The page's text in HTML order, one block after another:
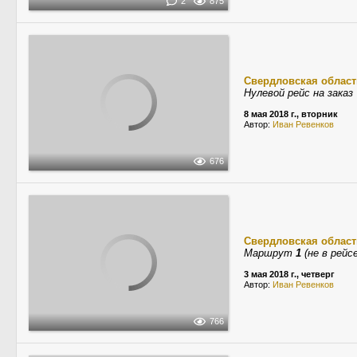
676
Свердловская
Нулевой рейс на заказ
8 мая 2018 г., вторник
Автор: Иван Ревенков
766
Свердловская
Маршрут 1 (не в
3 мая 2018 г., четверг
Автор: Иван Ревенков